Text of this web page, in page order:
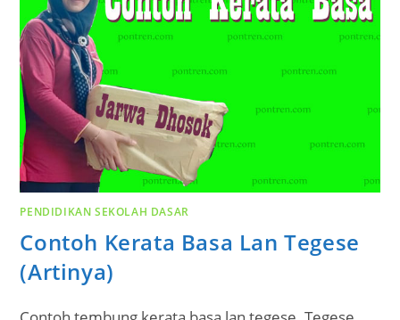
PENDIDIKAN SEKOLAH DASAR
Contoh Kerata Basa Lan Tegese
(Artinya)